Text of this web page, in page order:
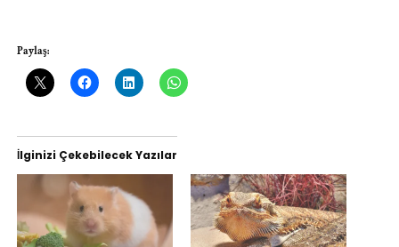
Paylaş:
İlginizi Çekebilecek Yazılar